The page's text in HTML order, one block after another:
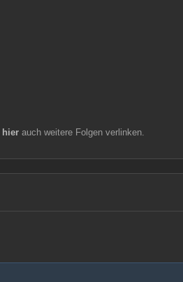
hier auch weitere Folgen verlinken.